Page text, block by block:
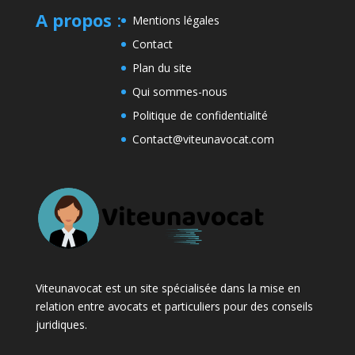
A propos :
Mentions légales
Contact
Plan du site
Qui sommes-nous
Politique de confidentialité
Contact@viteunavocat.com
Viteunavocat est un site spécialisée dans la mise en
relation entre avocats et particuliers pour des conseils
juridiques.